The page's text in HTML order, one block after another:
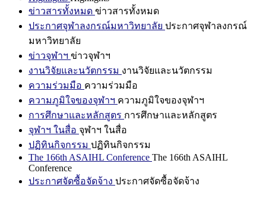
ข่าวสารทั้งหมด ข่าวสารทั้งหมด
ประกาศจุฬาลงกรณ์มหาวิทยาลัย ประกาศจุฬาลงกรณ์
มหาวิทยาลัย
ข่าวจุฬาฯ ข่าวจุฬาฯ
งานวิจัยและนวัตกรรม งานวิจัยและนวัตกรรม
ความร่วมมือ ความร่วมมือ
ความภูมิใจของจุฬาฯ ความภูมิใจของจุฬาฯ
การศึกษาและหลักสูตร การศึกษาและหลักสูตร
จุฬาฯ ในสื่อ จุฬาฯ ในสื่อ
ปฏิทินกิจกรรม ปฏิทินกิจกรรม
The 166th ASAIHL Conference The 166th ASAIHL
Conference
ประกาศจัดซื้อจัดจ้าง ประกาศจัดซื้อจัดจ้าง